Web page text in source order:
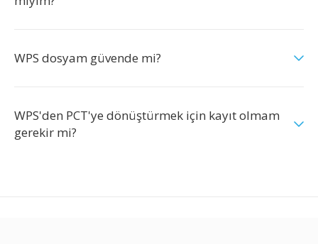
WPS dosyam güvende mi?
WPS'den PCT'ye dönüştürmek için kayıt olmam
gerekir mi?